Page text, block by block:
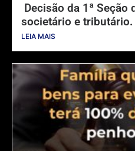
Decisão da 1ª
societário e tributário.
LEIA MAIS